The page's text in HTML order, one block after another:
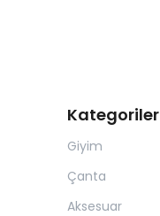
Kategoriler
Giyim
Çanta
Aksesuar